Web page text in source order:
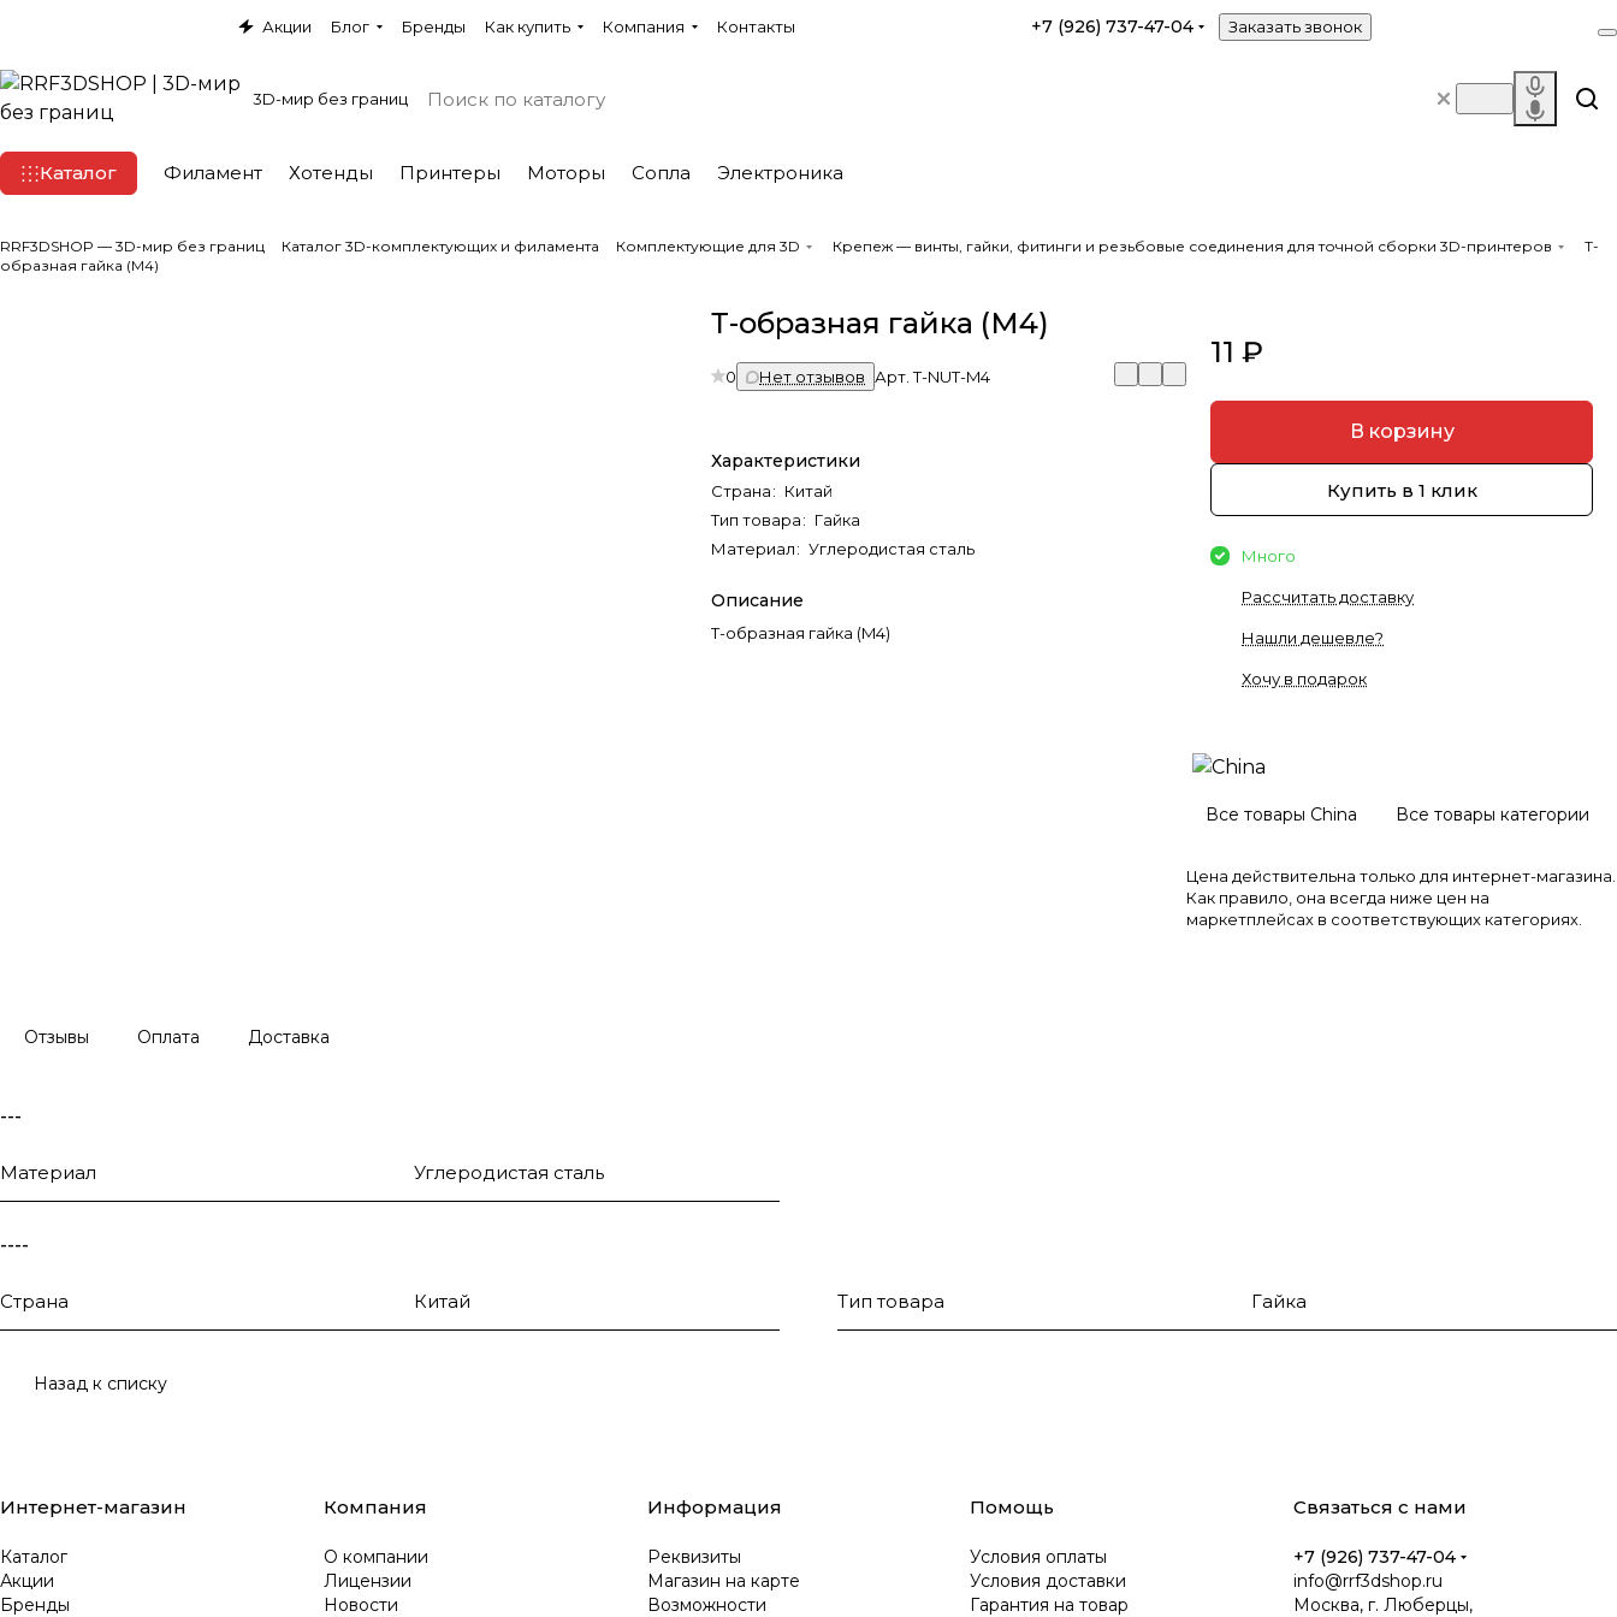
Акции Блог Бренды Как купить Компания Контакты +7 (926) 737-47-04 Заказать звонок
3D-мир без границ
Каталог Филамент Хотенды Принтеры Моторы Сопла Электроника
RRF3DSHOP — 3D-мир без границ Каталог 3D-комплектующих и филамента Комплектующие для 3D Крепеж — винты, гайки, фитинги и резьбовые соединения для точной сборки 3D-принтеров
Т-
образная гайка (M4)
Т-образная гайка (M4)
0 Нет отзывов Арт.T-NUT-M4
Характеристики
Страна: Китай
Тип товара: Гайка
Материал: Углеродистая сталь
Описание
Т-образная гайка (M4)
11 ₽
В корзину
Купить в 1 клик
Много
Рассчитать доставку
Нашли дешевле?
Хочу в подарок
Все товары China Все товары категории
Цена действительна только для интернет-магазина.
Как правило, она всегда ниже цен на
маркетплейсах в соответствующих категориях.
Отзывы Оплата Доставка
---
Материал Углеродистая сталь
----
Страна Китай Тип товара Гайка
Назад к списку
Интернет-магазин
Каталог
Акции
Бренды
Компания
О компании
Лицензии
Новости
Информация
Реквизиты
Магазин на карте
Возможности
Помощь
Условия оплаты
Условия доставки
Гарантия на товар
Связаться с нами
+7 (926) 737-47-04
info@rrf3dshop.ru
Москва, г. Люберцы,